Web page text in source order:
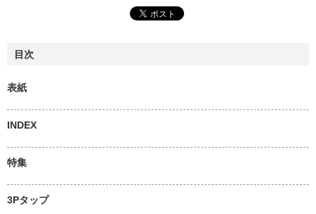
目次
表紙
INDEX
特集
3Pタップ